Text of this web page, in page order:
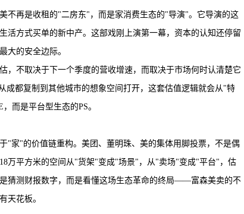
不再是收租的"二房东"，而是家消费生态的"导演"。它导演的这
活方式买单的新中产。这部戏刚上演第一幕，资本的认知还停留
大的安全边际。
，不取决于下一个季度的营收增速，而取决于市场何时认清楚它
成都复制到其他城市的想象空间打开，这套估值逻辑就会从"特
而是平台型生态的PS。
"家"的价值链重构。美团、董明珠、美的集体用脚投票，不是偶
万平方米的空间从"货架"变成"场景"，从"卖场"变成"平台"，估
猜测财报数字，而是看懂这场生态革命的终局——富森美卖的不
天花板。